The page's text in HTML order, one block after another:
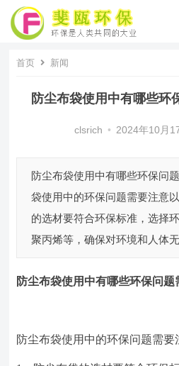
首页 新闻
防尘布袋使用中有哪些环
clsrich • 2024年10月
防尘布袋使用中有哪些环保问
袋使用中的环保问题需要注意
的选材要符合环保标准，选择
聚丙烯等，确保对环境和人体
防尘布袋使用中有哪些环保问题
防尘布袋使用中的环保问题需要